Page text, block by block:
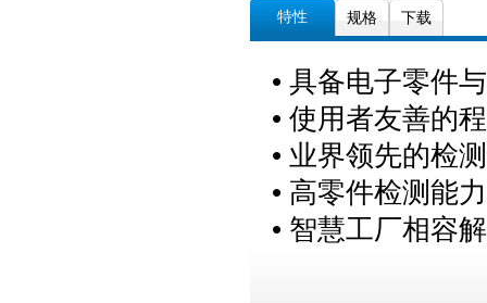
特性 规格 下载
• 具备电子零件
• 使用者友善的
• 业界领先的检
• 高零件检测能
• 智慧工厂相容